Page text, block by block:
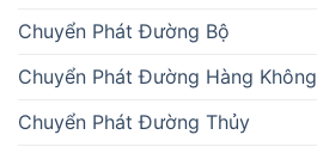
Chuyển Phát Đường Bộ
Chuyển Phát Đường Hàng Không
Chuyển Phát Đường Thủy